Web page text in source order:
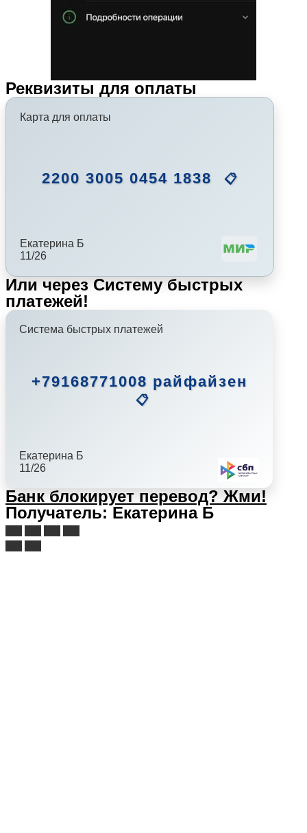
Реквизиты для оплаты
Карта для оплаты
2200 3005 0454 1838 📋
Екатерина Б
11/26
Или через Систему быстрых
платежей!
Система быстрых платежей
+79168771008 райфайзен
📋
Екатерина Б
11/26
Банк блокирует перевод? Жми!
Получатель: Екатерина Б